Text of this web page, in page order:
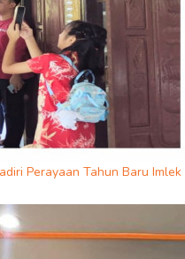
Perayaan Tahun Baru Imlek